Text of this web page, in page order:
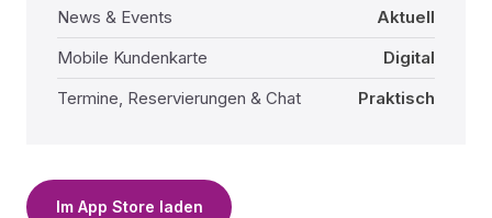
News & Events
Aktuell
Mobile Kundenkarte
Digital
Termine, Reservierungen & Chat
Praktisch
Im App Store laden